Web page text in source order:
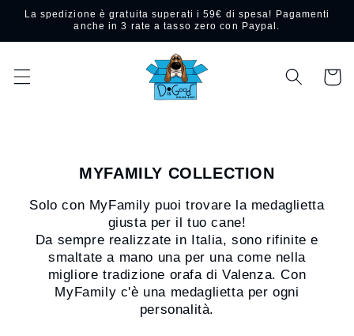
direttamente
ai contenuti
La spedizione è gratuita superati i 59€ di spesa! Pagamenti
anche in 3 rate a tasso zero con Paypal.
Carrello
MYFAMILY COLLECTION
Solo con MyFamily puoi trovare la medaglietta
giusta per il tuo cane!
Da sempre realizzate in Italia, sono rifinite e
smaltate a mano una per una come nella
migliore tradizione orafa di Valenza. Con
MyFamily c'è una medaglietta per ogni
personalità.